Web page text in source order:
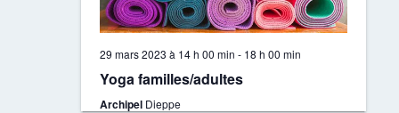
29 mars 2023 à 14 h 00 min - 18 h 00 min
Yoga familles/adultes
Archipel Dieppe